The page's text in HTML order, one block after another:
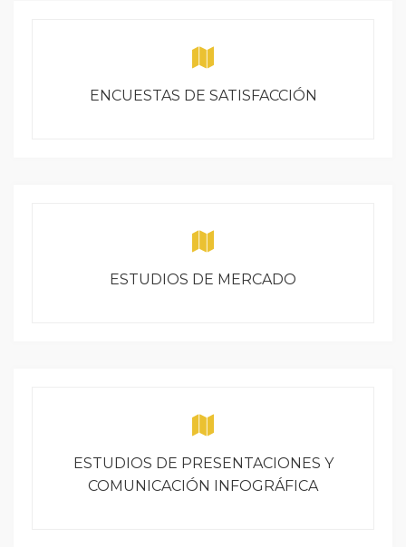
ENCUESTAS DE SATISFACCIÓN
ESTUDIOS DE MERCADO
ESTUDIOS DE PRESENTACIONES Y
COMUNICACIÓN INFOGRÁFICA